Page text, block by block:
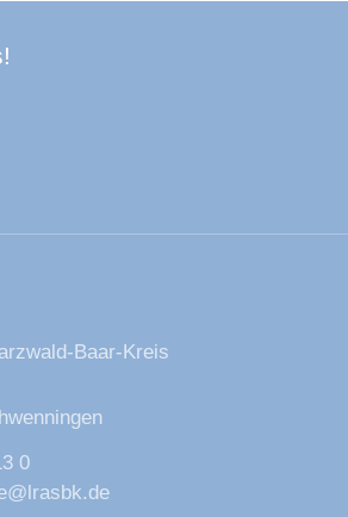
Baar-Kreis
0